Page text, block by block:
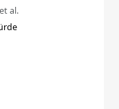
al.